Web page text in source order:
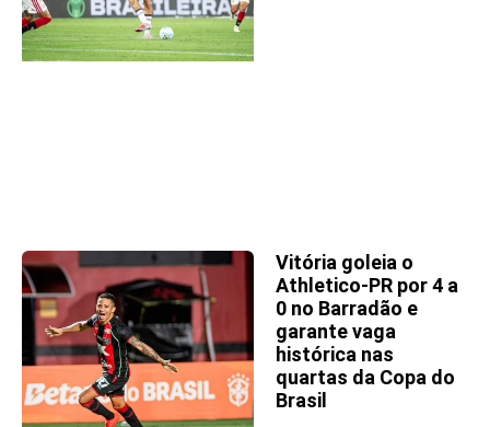
Vitória goleia o
Athletico-PR por 4 a
0 no Barradão e
garante vaga
histórica nas
quartas da Copa do
Brasil